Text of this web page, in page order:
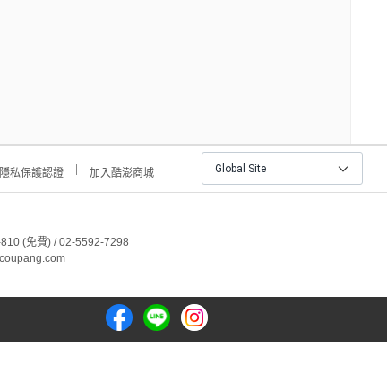
私保護認證 加入酷澎商城 Global Site
(免費) / 02-5592-7298